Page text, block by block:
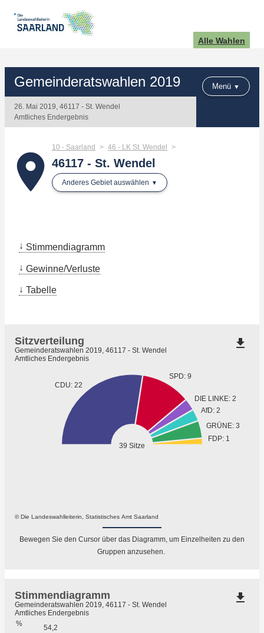
Alle Wahlen
Gemeinderatswahlen 2019
26. Mai 2019, 46117 - St. Wendel
Amtliches Endergebnis
Menü
place
10 - Saarland 46 - LK St. Wendel
46117 - St. Wendel
Anderes Gebiet auswählen
Stimmendiagramm
Gewinne/Verluste
Tabelle
39 Sitze
CDU: 22
SPD: 9
DIE LINKE: 2
AfD: 2
GRÜNE: 3
FDP: 1
© Die Landeswahlleiterin, Statistisches Amt Saarland
Sitzverteilung
Gemeinderatswahlen 2019, 46117 - St. Wendel
Amtliches Endergebnis
file_download
Bewegen Sie den Cursor über das Diagramm, um Einzelheiten zu den
Gruppen anzusehen.
%
54,2
Stimmendiagramm
Gemeinderatswahlen 2019, 46117 - St. Wendel
Amtliches Endergebnis
file_download